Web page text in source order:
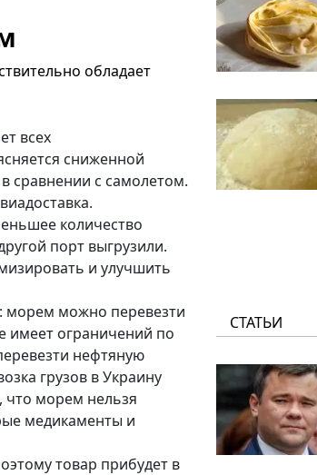
обладает
всех
сниженной
сравнении с самолетом.
количество
порт выгрузили.
и улучшить
морем можно перевезти
имеет ограничений по
нефтяную
грузов в Украину
что морем нельзя
медикаменты и
товар прибудет в
СТАТЬИ